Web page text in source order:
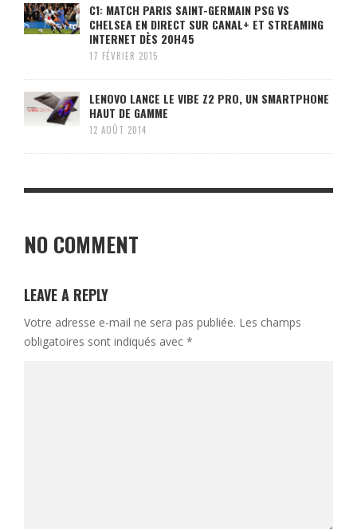
C1: MATCH PARIS SAINT-GERMAIN PSG VS
CHELSEA EN DIRECT SUR CANAL+ ET STREAMING
INTERNET DÈS 20H45
17 FÉVRIER 2015
LENOVO LANCE LE VIBE Z2 PRO, UN SMARTPHONE
HAUT DE GAMME
12 AOÛT 2014
NO COMMENT
LEAVE A REPLY
Votre adresse e-mail ne sera pas publiée. Les champs
obligatoires sont indiqués avec *